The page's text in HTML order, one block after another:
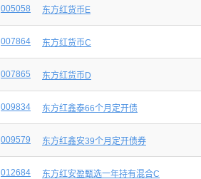
005058 东方红货币E
007864 东方红货币C
007865 东方红货币D
009834 东方红鑫泰66个月定开债
009579 东方红鑫安39个月定开债券
012684 东方红安盈甄选一年持有混合C